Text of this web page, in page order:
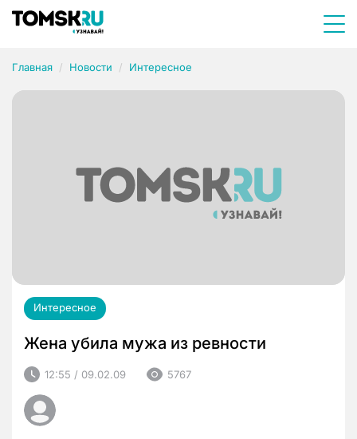
Главная Новости Интересное
Интересное
Жена убила мужа из ревности
12:55 / 09.02.09 5767